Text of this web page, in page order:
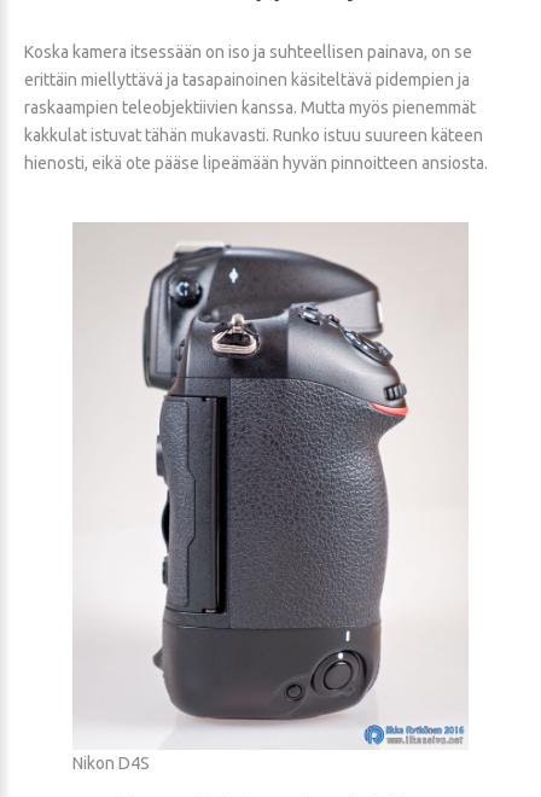
Koska kamera itsessään on iso ja suhteellisen painava, on se
erittäin miellyttävä ja tasapainoinen käsiteltävä pidempien ja
raskaampien teleobjektiivien kanssa. Mutta myös pienemmät
kakkulat istuvat tähän mukavasti. Runko istuu suureen käteen
hienosti, eikä ote pääse lipeämään hyvän pinnoitteen ansiosta.
Nikon D4S